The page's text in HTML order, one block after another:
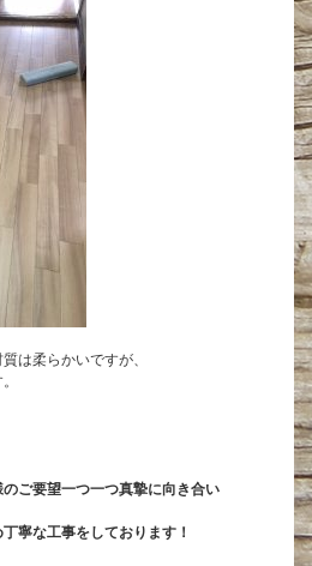
は柔らかいですが、
ご要望一つ一つ真摯に向き合い
寧な工事をしております！